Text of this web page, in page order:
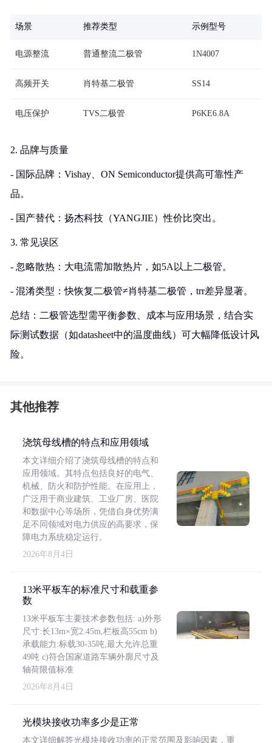
场景 推荐类型 示例型号
电源整流 普通整流二极管 1N4007
高频开关 肖特基二极管 SS14
电压保护 TVS二极管 P6KE6.8A
2. 品牌与质量
- 国际品牌：Vishay、ON Semiconductor提供高可靠性产
品。
- 国产替代：扬杰科技（YANGJIE）性价比突出。
3. 常见误区
- 忽略散热：大电流需加散热片，如5A以上二极管。
- 混淆类型：快恢复二极管≠肖特基二极管，trr差异显著。
总结：二极管选型需平衡参数、成本与应用场景，结合实
际测试数据（如datasheet中的温度曲线）可大幅降低设计风
险。
其他推荐
浇筑母线槽的特点和应用领域
本文详细介绍了浇筑母线槽的特点和
应用领域。其特点包括良好的电气、
机械、防火和防护性能。在应用上，
广泛用于商业建筑、工业厂房、医院
和数据中心等场所，凭借自身优势满
足不同领域对电力供应的高要求，保
障电力系统稳定运行。
2026年8月4日
13米平板车的标准尺寸和载重参
数
13米平板车主要技术参数包括: a)外形
尺寸:长13m×宽2.45m,栏板高55cm b)
承载能力:标载30-35吨,最大允许总重
49吨 c)符合国家道路车辆外廓尺寸及
轴荷限值标准
2026年8月4日
光模块接收功率多少是正常
本文详细解答光模块接收功率的正常范围及影响因素，重